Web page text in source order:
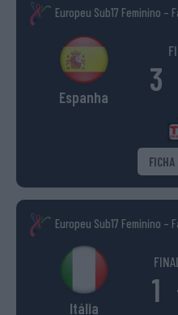
Europeu Sub17 Feminino –
Espanha 3
FICHA
Europeu Sub17 Feminino –
Itália 1